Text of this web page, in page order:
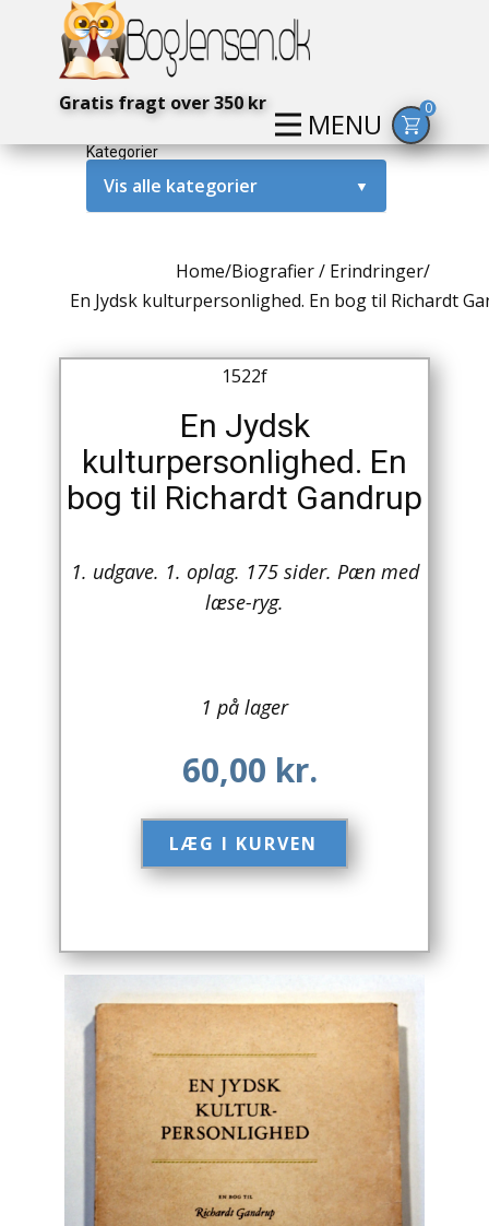
MENU
Gratis fragt over 350 kr 0
Kategorier
Vis alle kategorier ▼
Amerika / USA
Antikke / Specielle Bøger
Antikviteter
Arkæologi
Asien
Børnebøger
Bryggerier
Computer / IT
Drikkevare / Øl / Vin
Erhverv
Fantasy / Sciencefiction
Filosofi
Home/Biografier / Erindringer/
En Jydsk kulturpersonlighed. En bog til Richardt
1522f
En Jydsk
kulturpersonlighed. En
bog til Richardt Gandrup
1. udgave. 1. oplag. 175 sider. Pæn med
læse-ryg.
1 på lager
60,00 kr.
LÆG I KURVEN​